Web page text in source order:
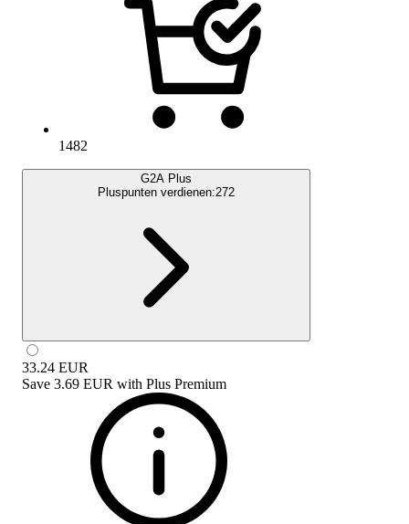
1482
G2A Plus
Pluspunten verdienen:272
33.24 EUR
Save 3.69 EUR with Plus Premium